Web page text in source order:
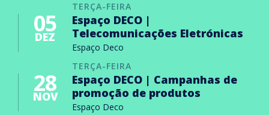
TERÇA-FEIRA
05
DEZ
Espaço DECO |
Telecomunicações Eletrónicas
Espaço Deco
TERÇA-FEIRA
28
NOV
Espaço DECO | Campanhas de
promoção de produtos
Espaço Deco